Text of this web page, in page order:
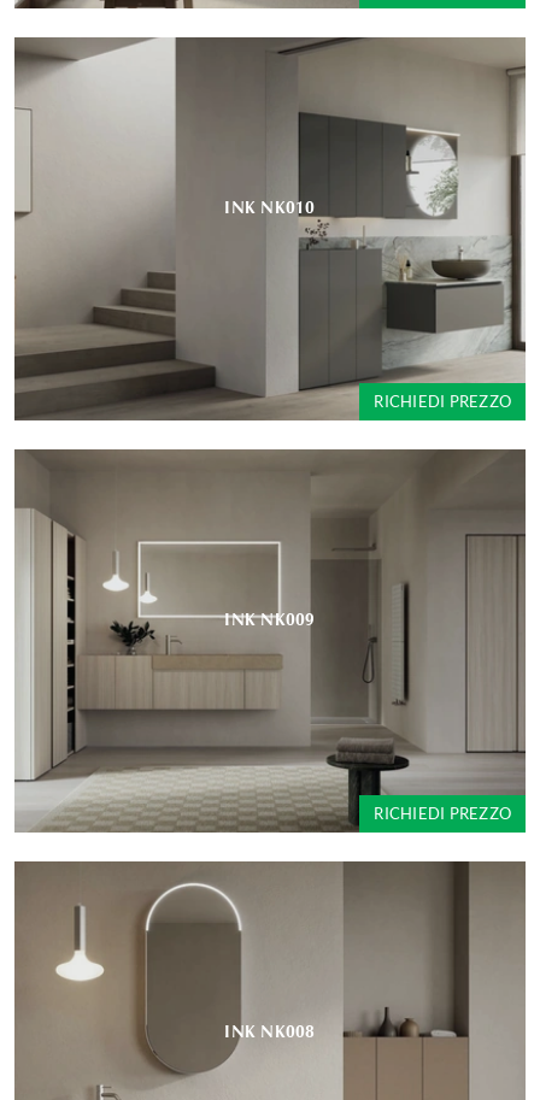
INK NK010
RICHIEDI PREZZO
INK NK009
RICHIEDI PREZZO
INK NK008